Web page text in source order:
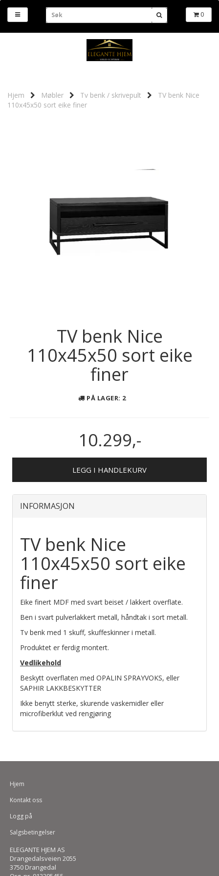
0
Hjem Møbler Tv benk / skrivepult
TV benk Nice
110x45x50 sort eike finer
TV benk Nice
110x45x50 sort eike
finer
PÅ LAGER: 2
10.299,-
LEGG I HANDLEKURV
INFORMASJON
TV benk Nice
110x45x50 sort eike
finer
Eike finert MDF med svart beiset / lakkert overflate.
Ben i svart pulverlakkert metall, håndtak i sort metall.
Tv benk med 1 skuff, skuffeskinner i metall.
Produktet er ferdig montert.
Vedlikehold
Beskytt overflaten med OPALIN SPRAYVOKS, eller
SAPHIR LAKKBESKYTTER
Ikke benytt sterke, skurende vaskemidler eller
microfiberklut ved rengjøring
Hjem
Kontakt oss
Logg på
Salgsbetingelser
ELEGANTE HJEM AS
Drangedalsveien 2055
3750 Drangedal